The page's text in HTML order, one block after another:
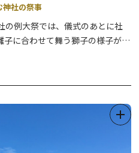
神社の祭事
の例大祭では、儀式のあとに社
に合わせて舞う獅子の様子が見
まで続く階段を上っていく参道
山頂には無料駐車場と公衆トイ